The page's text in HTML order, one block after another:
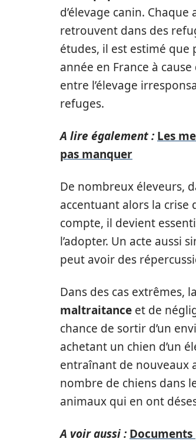
d’élevage canin.
retrouvent dans des
études, il est estimé que
année en France à
entre l’élevage
refuges.
A lire également : Les
pas manquer
De nombreux éleveurs,
accentuant alors la crise
compte, il devient
l’adopter. Un acte aussi
peut avoir des
Dans des cas extrêmes,
maltraitance et de
chance de sortir d’un
achetant un chien d’un
entraînant de nouveaux
nombre de chiens dans
animaux qui en ont
A voir aussi : Documents